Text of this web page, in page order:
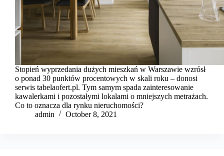
Stopień wyprzedania dużych mieszkań w Warszawie wzrósł
o ponad 30 punktów procentowych w skali roku – donosi
serwis tabelaofert.pl. Tym samym spada zainteresowanie
kawalerkami i pozostałymi lokalami o mniejszych metrażach.
Co to oznacza dla rynku nieruchomości?
admin
October 8, 2021